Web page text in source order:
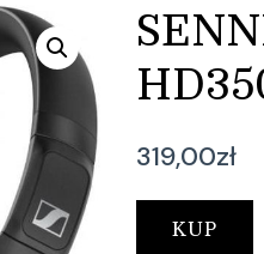
319,00zł
KUP